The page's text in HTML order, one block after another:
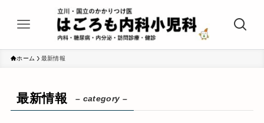
ホーム 最新情報
最新情報 – category –